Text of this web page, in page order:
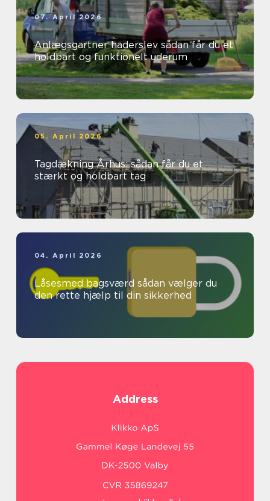
07. April 2026
Anlægsgartner haderslev sådan får du et
holdbart og funktionelt uderum
05. April 2026
Tagdækning Århus: sådan får du et
stærkt og holdbart tag
04. April 2026
Låsesmed bagsværd sådan vælger du
den rette hjælp til din sikkerhed
Address